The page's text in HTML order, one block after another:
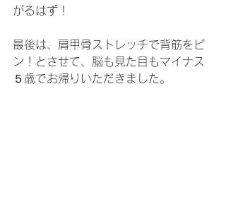
がるはず！
最後は、肩甲骨ストレッチで背筋をピ
ン！とさせて、脳も見た目もマイナス
５歳でお帰りいただきました。